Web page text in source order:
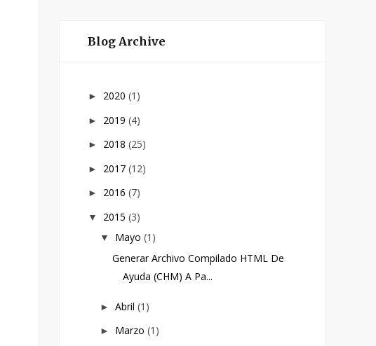
Blog Archive
► 2020 (1)
► 2019 (4)
► 2018 (25)
► 2017 (12)
► 2016 (7)
▼ 2015 (3)
▼ Mayo (1)
Generar Archivo Compilado HTML De
Ayuda (CHM) A Pa...
► Abril (1)
► Marzo (1)